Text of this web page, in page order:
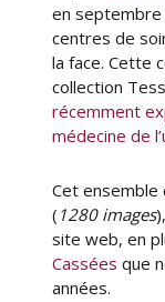
en septembre
centres de
la face. Cette
collection
récemment
médecine de
Cet ensemble
( 1280 images
site web, en
Cassées que
années.